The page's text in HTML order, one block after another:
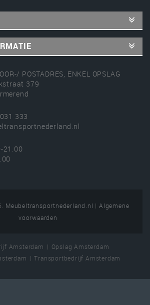
POSTADRES, ENKEL OPSLAG
379
333
21.00
Meubeltransportnederland.nl | Algemene
voorwaarden
Amsterdam
Opslag Amsterdam
Transportbedrijf Amsterdam